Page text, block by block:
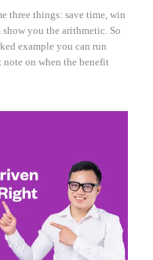
three things: save time, win
you the arithmetic. So
example you can run
note on when the benefit